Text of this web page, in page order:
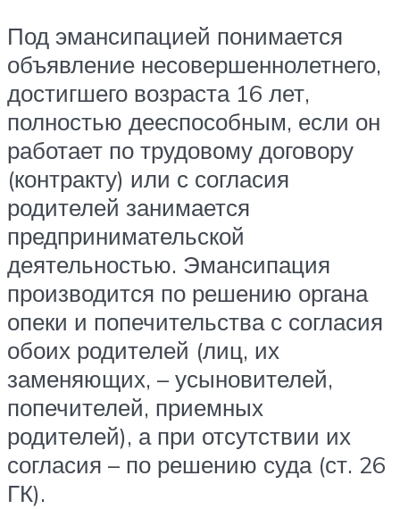
Под эмансипацией понимается
объявление несовершеннолетнего,
достигшего возраста 16 лет,
полностью дееспособным, если он
работает по трудовому договору
(контракту) или с согласия
родителей занимается
предпринимательской
деятельностью. Эмансипация
производится по решению органа
опеки и попечительства с согласия
обоих родителей (лиц, их
заменяющих, – усыновителей,
попечителей, приемных
родителей), а при отсутствии их
согласия – по решению суда (ст. 26
ГК).